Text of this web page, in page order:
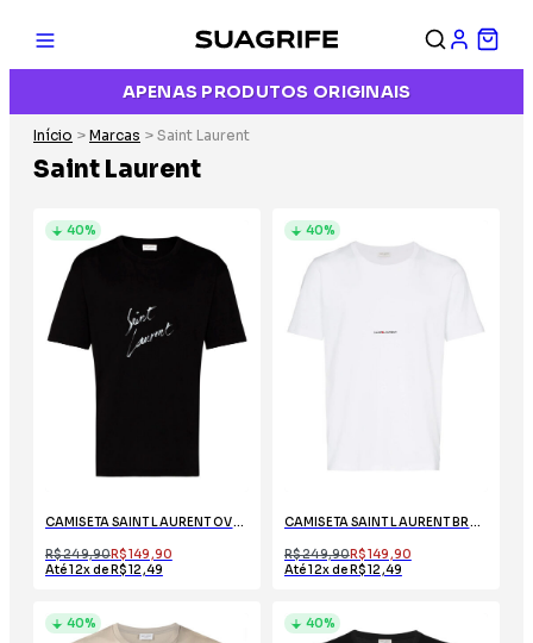
APENAS PRODUTOS ORIGINAIS
Início > Marcas > Saint Laurent
Saint Laurent
CAMISETA SAINT LAURENT OVERSIZED PRETA
R$ 249,90R$ 149,90
Até 12x de R$ 12,49
40%
CAMISETA SAINT LAURENT BRANCA COM LOGO
R$ 249,90R$ 149,90
Até 12x de R$ 12,49
40%
40% 40%